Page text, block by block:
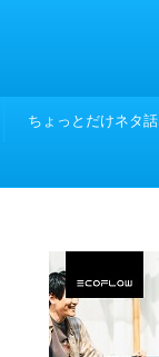
ちょっとだけネタ話